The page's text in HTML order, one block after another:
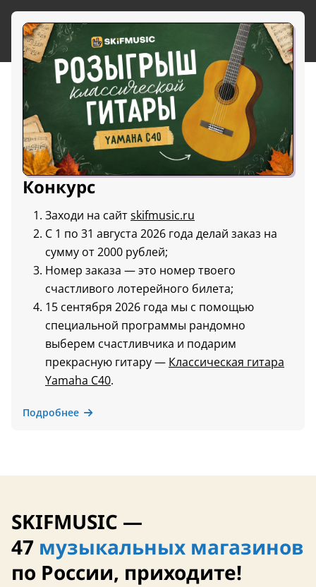
Конкурс
Заходи на сайтskifmusic.ru
С 1 по 31 августа 2026 года делай заказ на
сумму от 2000 рублей;
Номер заказа — это номер твоего
счастливого лотерейного билета;
15 сентября 2026 года мы с помощью
специальной программы рандомно
выберем счастливчика и подарим
прекрасную гитару — Классическая гитара
Yamaha C40.
Подробнее
SKIFMUSIC —
47 музыкальных магазинов
по России, приходите!